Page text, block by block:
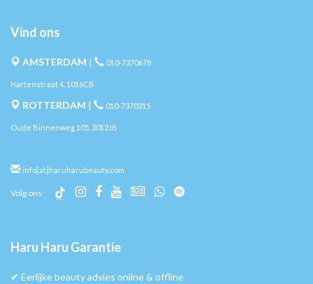
Vind ons
AMSTERDAM | 010-7370678
Hartenstraat 4, 1016CB
ROTTERDAM | 010-7370315
Oude Binnenweg 105, 3012JB
info[at]haruharubeauty.com
Volg ons:
Haru Haru Garantie
✔︎ Eerlijke beauty advies online & offline